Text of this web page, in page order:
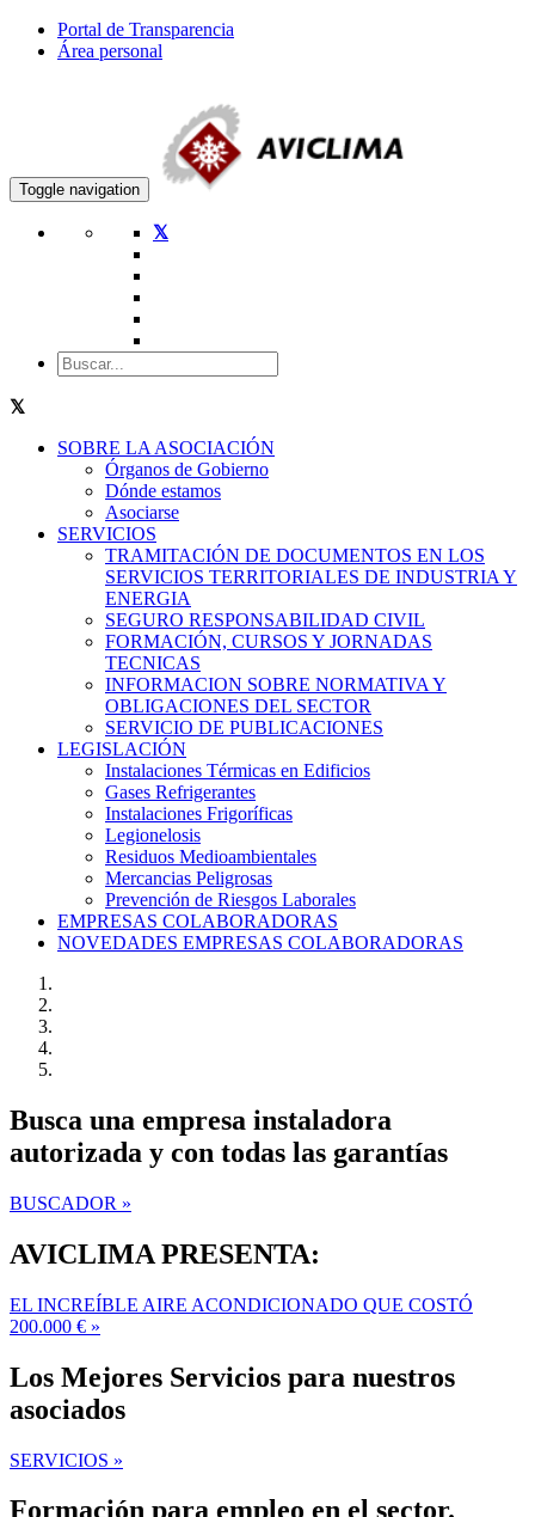
Portal de Transparencia
Área personal
Toggle navigation
SOBRE LA ASOCIACIÓN
Órganos de Gobierno
Dónde estamos
Asociarse
SERVICIOS
TRAMITACIÓN DE DOCUMENTOS EN LOS
SERVICIOS TERRITORIALES DE INDUSTRIA Y
ENERGIA
SEGURO RESPONSABILIDAD CIVIL
FORMACIÓN, CURSOS Y JORNADAS
TECNICAS
INFORMACION SOBRE NORMATIVA Y
OBLIGACIONES DEL SECTOR
SERVICIO DE PUBLICACIONES
LEGISLACIÓN
Instalaciones Térmicas en Edificios
Gases Refrigerantes
Instalaciones Frigoríficas
Legionelosis
Residuos Medioambientales
Mercancias Peligrosas
Prevención de Riesgos Laborales
EMPRESAS COLABORADORAS
NOVEDADES EMPRESAS COLABORADORAS
Busca una empresa instaladora
autorizada y con todas las garantías
BUSCADOR »
AVICLIMA PRESENTA:
EL INCREÍBLE AIRE ACONDICIONADO QUE COSTÓ
200.000 € »
Los Mejores Servicios para nuestros
asociados
SERVICIOS »
Formación para empleo en el sector.